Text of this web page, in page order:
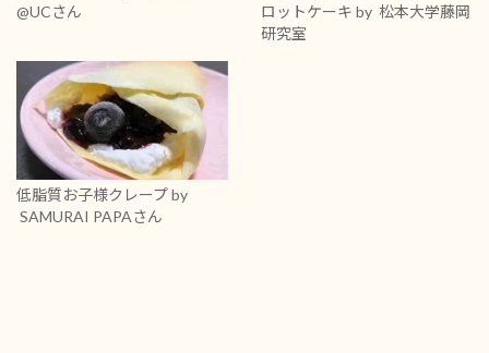
@UCさん
ロットケーキ by 松本大学藤岡
研究室
低脂質お子様クレープby
SAMURAI PAPAさん